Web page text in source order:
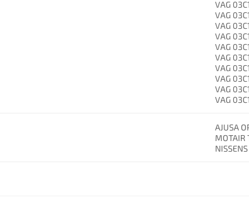
VAG
VAG
VAG
VAG
VAG
VAG
VAG
VAG
VAG
VAG
AJUSA
MOTAIR